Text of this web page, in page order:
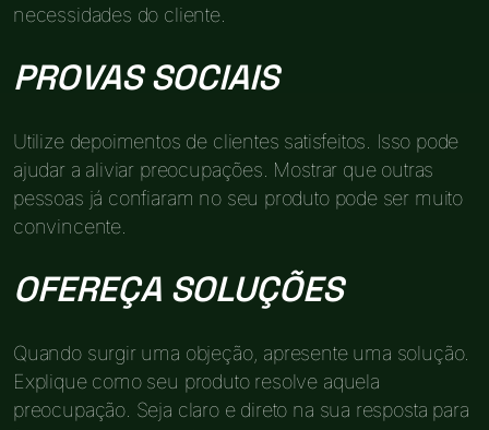
necessidades do cliente.
PROVAS SOCIAIS
Utilize depoimentos de clientes satisfeitos. Isso pode
ajudar a aliviar preocupações. Mostrar que outras
pessoas já confiaram no seu produto pode ser muito
convincente.
OFEREÇA SOLUÇÕES
Quando surgir uma objeção, apresente uma solução.
Explique como seu produto resolve aquela
preocupação. Seja claro e direto na sua resposta para